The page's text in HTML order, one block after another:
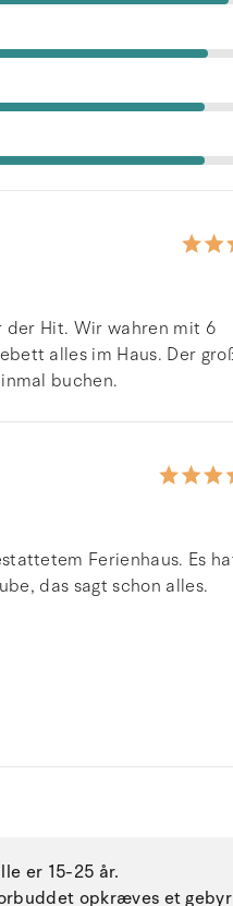
der Hit. Wir wahren mit 6
alles im Haus. Der
buchen.
Ferienhaus. Es
das sagt schon alles.
er 15-25 år.
opkræves et